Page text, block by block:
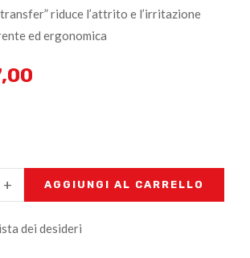
riduce l’attrito e l’irritazione
ed ergonomica
+ AGGIUNGI AL CARRELLO
dei desideri